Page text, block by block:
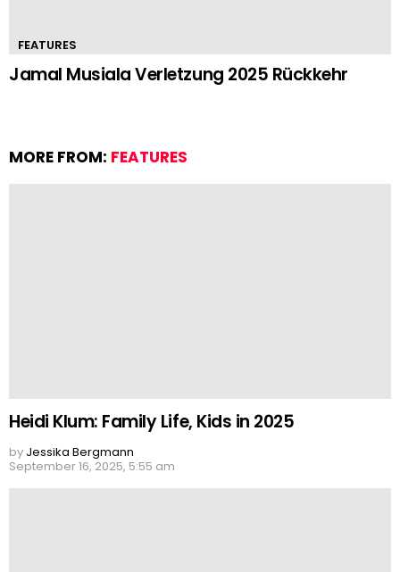
FEATURES
Jamal Musiala Verletzung 2025 Rückkehr
MORE FROM: FEATURES
Heidi Klum: Family Life, Kids in 2025
by Jessika Bergmann
September 16, 2025, 5:55 am